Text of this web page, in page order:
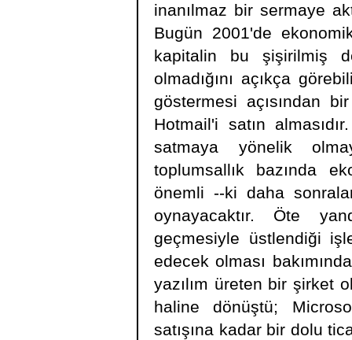
inanılmaz bir sermaye
Bugün 2001'de
kapitalin bu şişirilmiş
olmadığını açıkça
göstermesi açısından
Hotmail'i satın
satmaya yönelik
toplumsallık bazında
önemli --ki daha
oynayacaktır. Öte
geçmesiyle üstlendiği
edecek olması
yazılım üreten bir şirket
haline dönüştü;
satışına kadar bir dolu